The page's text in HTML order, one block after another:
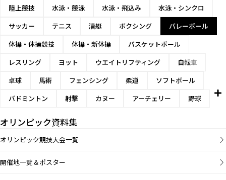
陸上競技 水泳・競泳 水泳・飛込み
水泳・シンクロ
サッカー
テニス 漕艇 ボクシング
バレーボール
体操・体操競技
体操・新体操
バスケットボール
レスリング
ヨット ウエイトリフティング
自転車
卓球
馬術 フェンシング 柔道
ソフトボール
バドミントン
射撃 カヌー アーチェリー 野球
オリンピック資料集
オリンピック競技大会一覧
開催地一覧＆ポスター